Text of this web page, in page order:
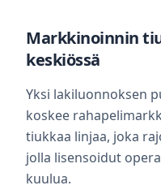
Markkinoinnin
keskiössä
Yksi lakiluonnoksen
koskee
tiukkaa linjaa, joka
jolla lisensoidut
kuulua.